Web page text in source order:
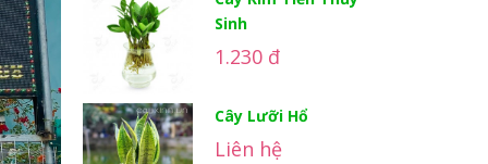
Sinh
1.230 đ
Cây Lưỡi Hổ
Liên hệ